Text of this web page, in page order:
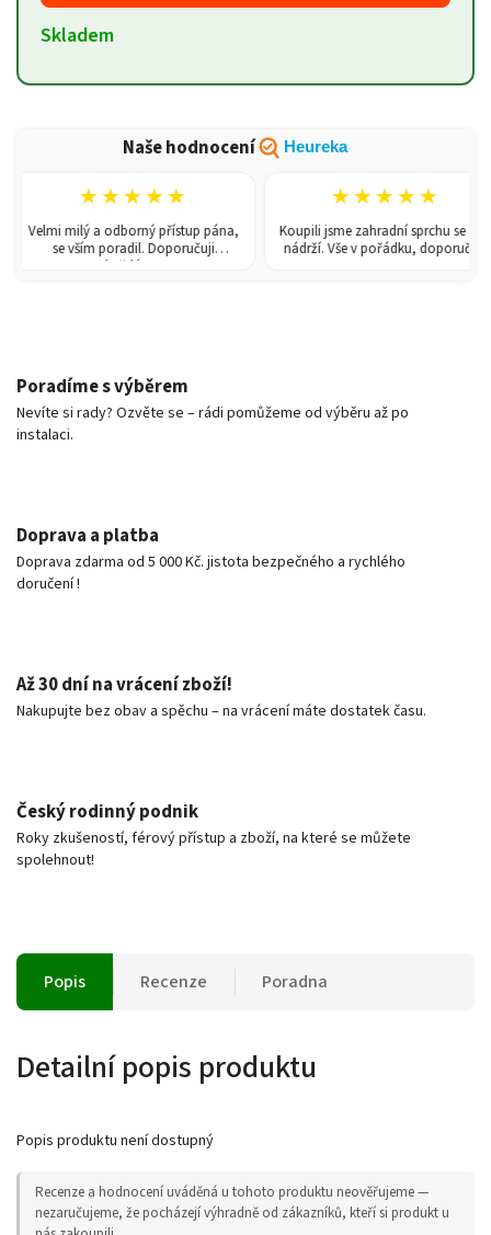
Skladem
Naše hodnocení Heureka
★★★★★
Velmi milý a odborný přístup pána,
se vším poradil. Doporučuji
každému!
★★★★★
Koupili jsme zahradní sprchu se 150l
nádrží. Vše v pořádku, doporučuji.
Poradíme s výběrem
Nevíte si rady? Ozvěte se – rádi pomůžeme od výběru až po
instalaci.
Doprava a platba
Doprava zdarma od 5 000 Kč. jistota bezpečného a rychlého
doručení !
Až 30 dní na vrácení zboží!
Nakupujte bez obav a spěchu – na vrácení máte dostatek času.
Český rodinný podnik
Roky zkušeností, férový přístup a zboží, na které se můžete
spolehnout!
Popis Recenze Poradna
Detailní popis produktu
Popis produktu není dostupný
Recenze a hodnocení uváděná u tohoto produktu neověřujeme —
nezaručujeme, že pocházejí výhradně od zákazníků, kteří si produkt u